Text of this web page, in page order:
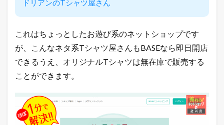
ドリアンのTシャツ屋さん
これはちょっとしたお遊び系のネットショップです
が、こんなネタ系Tシャツ屋さんもBASEなら即日開店
できるうえ、オリジナルTシャツは無在庫で販売する
ことができます。